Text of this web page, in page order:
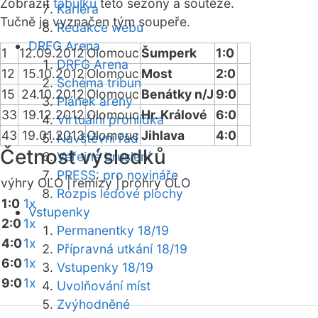
Kariéra
Redakce webu
DRFG Arena
DRFG Arena
Schéma tribun
Plánek areny
Virtuální prohlídka
Návštěvní řád
Veřejné bruslení
PRESS: pro novináře
Rozpis ledové plochy
Vstupenky
Permanentky 18/19
Přípravná utkání 18/19
Vstupenky 18/19
Uvolňování míst
Zvýhodněné
Zobrazit tabulku této sezóny a soutěže.
Tučně je vyznačen tým soupeře.
1 12.09.2012OlomoucŠumperk
1:0
12
15.10.2012Olomouc Most
2:0
15 24.10.2012 Olomouc Benátky n/J 9:0
33 19.12.2012OlomoucHr. Králové
6:0
43 19.01.2013OlomoucJihlava 4:0
Četnost výsledků
výhry OLO |remízy |prohry OLO
1:0 1x
2:01x
4:01x
6:01x
9:01x